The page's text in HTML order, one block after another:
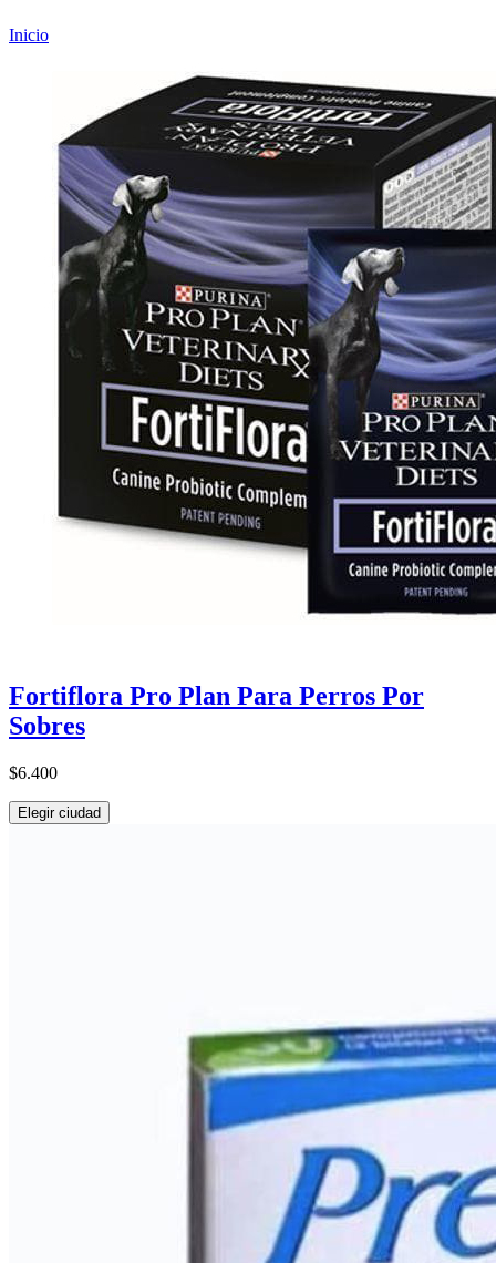
Inicio
Fortiflora Pro Plan Para Perros Por
Sobres
$6.400
Elegir ciudad